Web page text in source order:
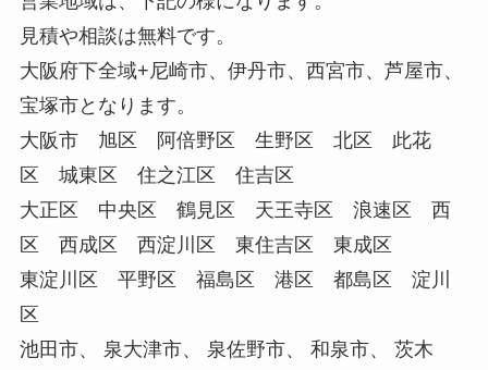
見積や相談は無料です。
大阪府下全域+尼崎市、伊丹市、西宮市、芦屋市、
宝塚市となります。
大阪市 旭区 阿倍野区 生野区 北区 此花
区 城東区 住之江区 住吉区
大正区 中央区 鶴見区 天王寺区 浪速区 西
区 西成区 西淀川区 東住吉区 東成区
東淀川区 平野区 福島区 港区 都島区 淀川
区
池田市、 泉大津市、 泉佐野市、 和泉市、 茨木